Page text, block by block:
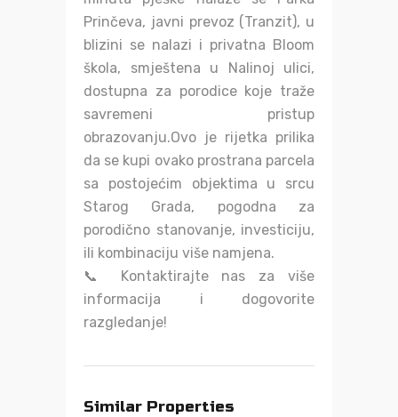
Prinčeva, javni prevoz (Tranzit), u
blizini se nalazi i privatna Bloom
škola, smještena u Nalinoj ulici,
dostupna za porodice koje traže
savremeni pristup
obrazovanju.Ovo je rijetka prilika
da se kupi ovako prostrana parcela
sa postojećim objektima u srcu
Starog Grada, pogodna za
porodično stanovanje, investiciju,
ili kombinaciju više namjena.
📞 Kontaktirajte nas za više
informacija i dogovorite
razgledanje!
Similar Properties